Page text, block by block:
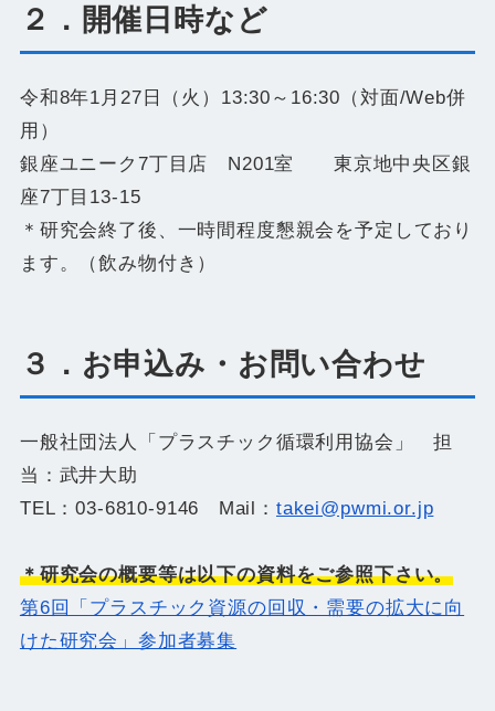
２．開催日時など
令和8年1月27日（火）13:30～16:30（対面/Web併
用）
銀座ユニーク7丁目店 N201室 東京地中央区銀
座7丁目13-15
＊研究会終了後、一時間程度懇親会を予定しており
ます。（飲み物付き）
３．お申込み・お問い合わせ
一般社団法人「プラスチック循環利用協会」 担
当：武井大助
TEL：03-6810-9146 Mail： takei@pwmi.or.jp
＊研究会の概要等は以下の資料をご参照下さい。
第6回「プラスチック資源の回収・需要の拡大に向
けた研究会」参加者募集